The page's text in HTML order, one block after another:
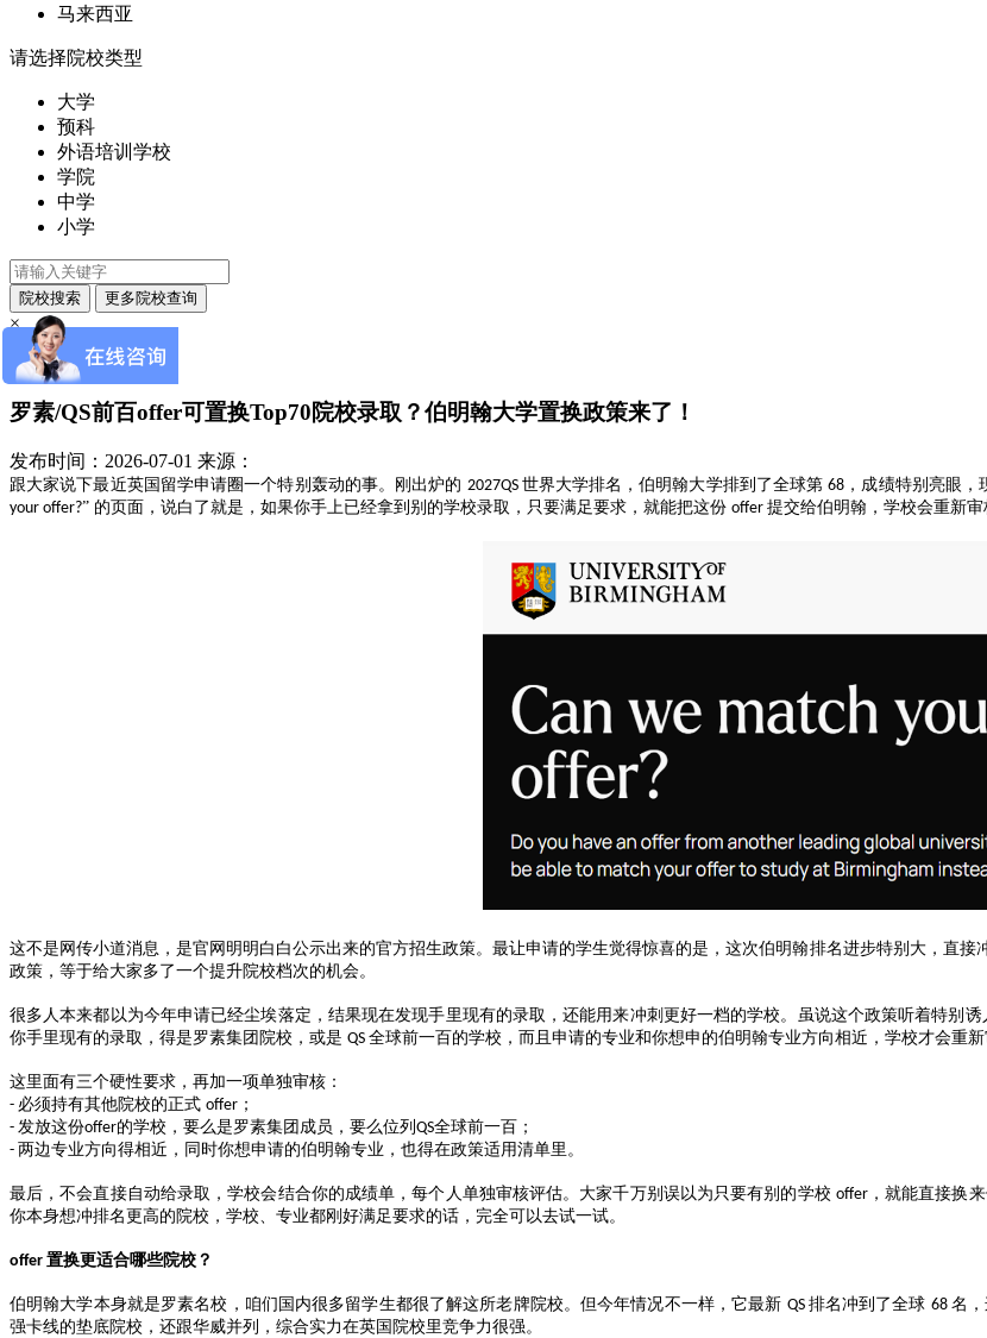
马来西亚
请选择院校类型
大学
预科
外语培训学校
学院
中学
小学
×
罗素/QS前百offer可置换Top70院校录取？伯明翰大学置换政策来了！
发布时间：2026-07-01 来源：
跟大家说下最近英国留学申请圈一个特别轰动的事。刚出炉的 2027QS 世界大学排名，伯明翰大学排到了全球第68 ，成绩特别亮眼
your offer?” 的页面，说白了就是，如果你手上已经拿到别的学校录取，只要满足要求，就能把这份 offer 提交给伯明翰，学校会重新
这不是网传小道消息，是官网明明白白公示出来的官方招生政策。最让申请的学生觉得惊喜的是，这次伯明翰排名进步特别大，直接
政策，等于给大家多了一个提升院校档次的机会。
很多人本来都以为今年申请已经尘埃落定，结果现在发现手里现有的录取，还能用来冲刺更好一档的学校。虽说这个政策听着特别
你手里现有的录取，得是罗素集团院校，或是 QS 全球前一百的学校，而且申请的专业和你想申的伯明翰专业方向相近，学校才会重新
这里面有三个硬性要求，再加一项单独审核：
- 必须持有其他院校的正式 offer ；
- 发放这份offer的学校，要么是罗素集团成员，要么位列 QS全球前一百；
- 两边专业方向得相近，同时你想申请的伯明翰专业，也得在政策适用清单里。
最后，不会直接自动给录取，学校会结合你的成绩单，每个人单独审核评估。大家千万别误以为只要有别的学校 offer，就能直接换
你本身想冲排名更高的院校，学校、专业都刚好满足要求的话，完全可以去试一试。
offer 置换更适合哪些院校？
伯明翰大学本身就是罗素名校，咱们国内很多留学生都很了解这所老牌院校。但今年情况不一样，它最新 QS 排名冲到了全球 68 名
强卡线的垫底院校，还跟华威并列，综合实力在英国院校里竞争力很强。